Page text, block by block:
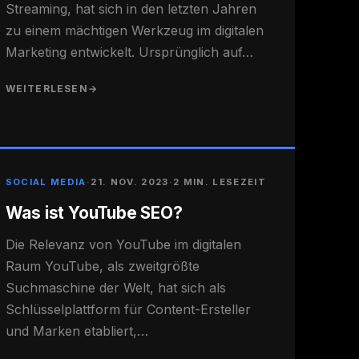
Streaming, hat sich in den letzten Jahren
zu einem mächtigen Werkzeug im digitalen
Marketing entwickelt. Ursprünglich auf…
WEITERLESEN →
SOCIAL MEDIA · 21. NOV. 2023 · 2 MIN. LESEZEIT
Was ist YouTube SEO?
Die Relevanz von YouTube im digitalen
Raum YouTube, als zweitgrößte
Suchmaschine der Welt, hat sich als
Schlüsselplattform für Content-Ersteller
und Marken etabliert,…